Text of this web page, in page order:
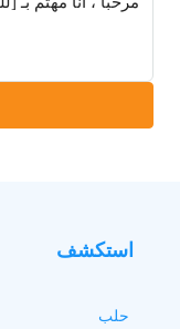
استكشف
حلب